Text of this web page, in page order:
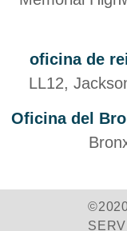
oficina de
LL12,
Oficina del